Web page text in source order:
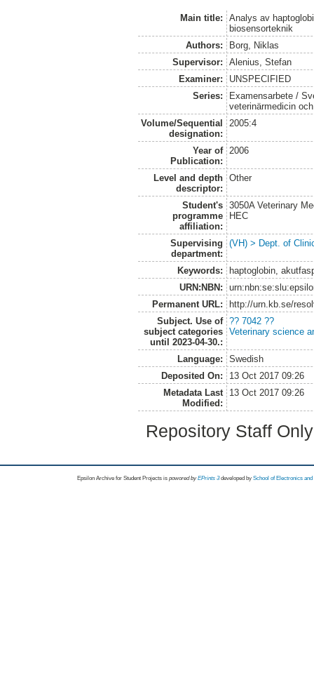
Main title:
Analys av
biosensorteknik
Authors:
Borg, Niklas
Supervisor:
Alenius, Stefan
Examiner:
UNSPECIFIED
Series:
Examensarbete /
veterinärmedicin
Volume/Sequential
designation:
2005:4
Year of
Publication:
2006
Level and depth
descriptor:
Other
Student's
programme
affiliation:
3050A Veterinary
HEC
Supervising
department:
(VH) > Dept. of
Keywords:
haptoglobin,
URN:NBN:
Permanent URL:
http://urn.kb.se/
Subject. Use of
subject categories
until 2023-04-30.:
?? 7042 ??
Veterinary science
Language:
Swedish
Deposited On:
13 Oct 2017 09:26
Metadata Last
Modified:
13 Oct 2017 09:26
Repository Staff
Epsilon Archive for Student Projects is powored byEPrints 3 developed by School of Electronics